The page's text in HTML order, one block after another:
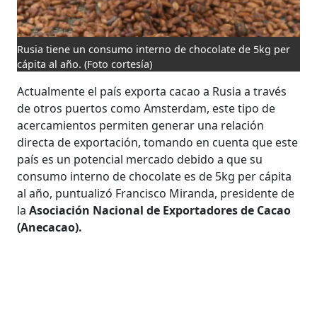
Rusia tiene un consumo interno de chocolate de 5kg per
cápita al año. (Foto cortesía)
Actualmente el país exporta cacao a Rusia a través
de otros puertos como Amsterdam, este tipo de
acercamientos permiten generar una relación
directa de exportación, tomando en cuenta que este
país es un potencial mercado debido a que su
consumo interno de chocolate es de 5kg per cápita
al año, puntualizó Francisco Miranda, presidente de
laAsociación Nacional de Exportadores de Cacao
(Anecacao).